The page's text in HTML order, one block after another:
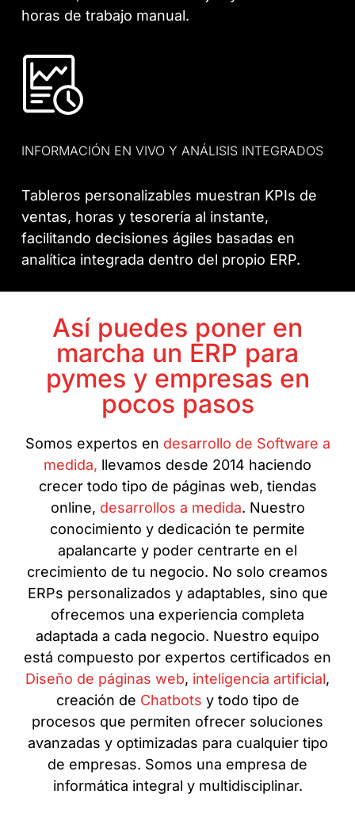
horas de trabajo manual.
INFORMACIÓN EN VIVO Y ANÁLISIS INTEGRADOS
Tableros personalizables muestran KPIs de
ventas, horas y tesorería al instante,
facilitando decisiones ágiles basadas en
analítica integrada dentro del propio ERP.
Así puedes poner en
marcha un ERP para
pymes y empresas en
pocos pasos
Somos expertos en desarrollo de Software a
medida, llevamos desde 2014 haciendo
crecer todo tipo de páginas web, tiendas
online, desarrollos a medida. Nuestro
conocimiento y dedicación te permite
apalancarte y poder centrarte en el
crecimiento de tu negocio. No solo creamos
ERPs personalizados y adaptables, sino que
ofrecemos una experiencia completa
adaptada a cada negocio. Nuestro equipo
está compuesto por expertos certificados en
Diseño de páginas web, inteligencia artificial,
creación de Chatbots y todo tipo de
procesos que permiten ofrecer soluciones
avanzadas y optimizadas para cualquier tipo
de empresas. Somos una empresa de
informática integral y multidisciplinar.